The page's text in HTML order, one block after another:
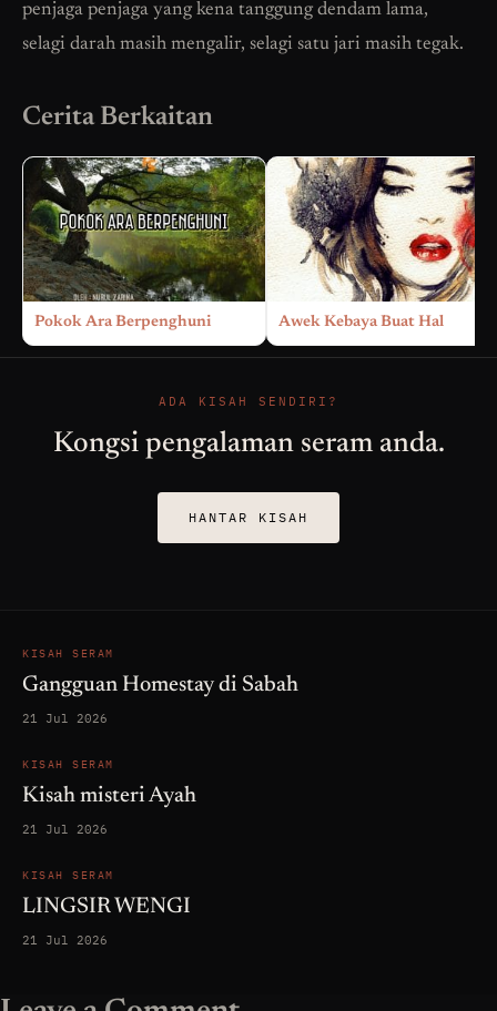
penjaga penjaga yang kena tanggung dendam lama,
selagi darah masih mengalir, selagi satu jari masih tegak.
Cerita Berkaitan
Pokok Ara Berpenghuni Awek Kebaya Buat Hal
ADA KISAH SENDIRI?
Kongsi pengalaman seram anda.
HANTAR KISAH
KISAH SERAM
Gangguan Homestay di Sabah
21 Jul 2026
KISAH SERAM
Kisah misteri Ayah
21 Jul 2026
KISAH SERAM
LINGSIR WENGI
21 Jul 2026